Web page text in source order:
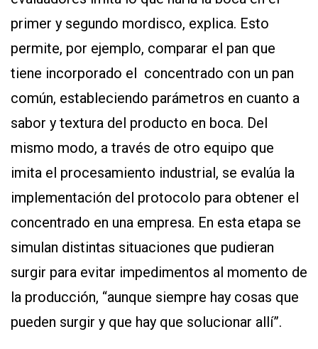
primer y segundo mordisco, explica. Esto
permite, por ejemplo, comparar el pan que
tiene incorporado el concentrado con un pan
común, estableciendo parámetros en cuanto a
sabor y textura del producto en boca. Del
mismo modo, a través de otro equipo que
imita el procesamiento industrial, se evalúa la
implementación del protocolo para obtener el
concentrado en una empresa. En esta etapa se
simulan distintas situaciones que pudieran
surgir para evitar impedimentos al momento de
la producción, “aunque siempre hay cosas que
pueden surgir y que hay que solucionar allí”.